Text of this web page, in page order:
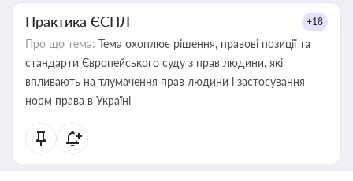
Практика ЄСПЛ +18
Про що тема: Тема охоплює рішення, правові позиції та
стандарти Європейського суду з прав людини, які
впливають на тлумачення прав людини і застосування
норм права в Україні